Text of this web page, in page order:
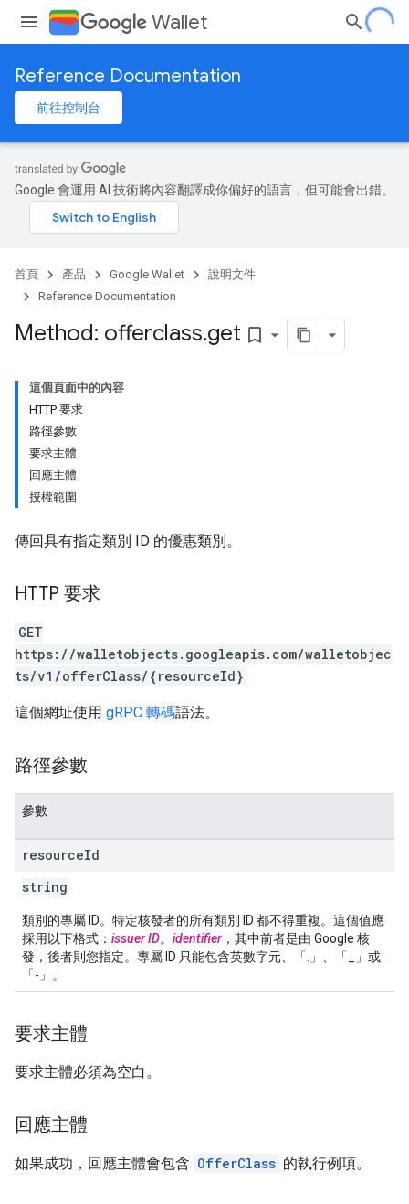
Wallet
Reference Documentation
前往控制台
Google 會運用 AI 技術將內容翻譯成你偏好的語言，但可能會出錯。
首頁 產品 Google Wallet
說明文件
Reference Documentation
Method: offerclass.get bookmark_border
這個頁面中的內容
HTTP 要求
路徑參數
要求主體
回應主體
授權範圍
傳回具有指定類別 ID 的優惠類別。
HTTP 要求
GET
https://walletobjects.googleapis.com/walletobjec
ts/v1/offerClass/{resourceId}
這個網址使用 gRPC 轉碼語法。
路徑參數
參數
resourceId
string
類別的專屬 ID。特定核發者的所有類別 ID 都不得重複。這個值應
採用以下格式： issuer ID。 identifier ，其中前者是由 Google 核
發，後者則您指定。專屬 ID 只能包含英數字元、「.」、「_」或
「-」。
要求主體
要求主體必須為空白。
回應主體
如果成功，回應主體會包含 OfferClass 的執行例項。